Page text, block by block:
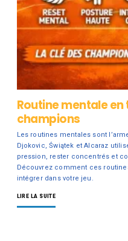
Routine mentale en
champions
Les routines mentales sont
Djokovic, Świątek et Alcaraz
pression, rester concentrés et
Découvrez comment ces
intégrer dans votre jeu.
LIRE LA SUITE